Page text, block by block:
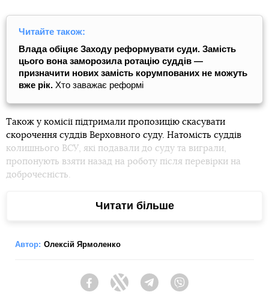
Читайте також:
Влада обіцяє Заходу реформувати суди. Замість
цього вона заморозила ротацію суддів —
призначити нових замість корумпованих не можуть
вже рік. Хто заважає реформі
Також у комісії підтримали пропозицію скасувати
скорочення суддів Верховного суду. Натомість суддів
колишнього ВСУ, які подавали до суду та виграли,
пропонують взяти назад на роботу після перевірки на
доброчесність.
Читати більше
пропозицій Венеціанської комісії та внести зміни до
правової політики Андрій Костін взяли участь в онлайн-
засіданні комісії 12 жовтня.
Автор: Олексій Ярмоленко
FacebookTwitter Telegram